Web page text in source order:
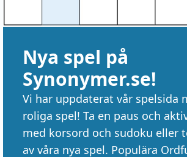
Nya spel på
Synonymer.se!
Vi har uppdaterat vår spelsida
roliga spel! Ta en paus och
med korsord och sudoku eller
av våra nya spel. Populära